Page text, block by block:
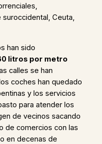
Ceuta,
han sido
litros por metro
calles se han
coches han quedado
y los servicios
para atender los
de vecinos sacando
de comercios con las
en decenas de